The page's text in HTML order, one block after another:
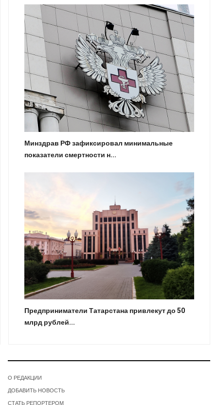
Минздрав РФ зафиксировал минимальные
показатели смертности н...
Предприниматели Татарстана привлекут до 50
млрд рублей...
О РЕДАКЦИИ
ДОБАВИТЬ НОВОСТЬ
СТАТЬ РЕПОРТЕРОМ